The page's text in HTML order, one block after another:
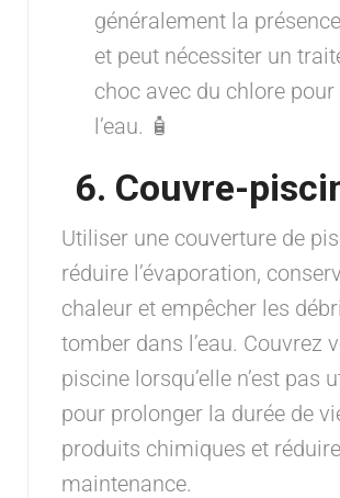
généralement la
et peut nécessiter un
choc avec du chlore
l’eau. 🧴
6. Couvre-
Utiliser une couverture de
réduire l’évaporation,
chaleur et empêcher les
tomber dans l’eau. Couvrez
piscine lorsqu’elle n’est pas
pour prolonger la durée de
produits chimiques et
maintenance.